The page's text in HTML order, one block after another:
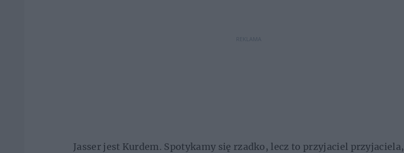
REKLAMA
Jasser jest Kurdem. Spotykamy się rzadko, lecz to przyjaciel przyjaciela,